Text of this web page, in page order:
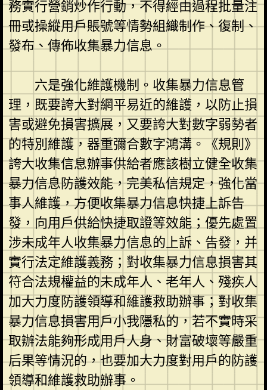
務實行營銷炒作行動，不得經由過程批量注
冊或操縱用戶賬號等情勢組織制作、復制、
發布、傳佈收集暴力信息。
六是強化維護機制。收集暴力信息管
理，既要誇大對網平易近的維護，以防止損
害或避免損害擴展，又要誇大對數字弱勢者
的特別維護，器重彌合數字鴻溝。《規則》
誇大收集信息辦事供給者應該樹立健全收集
暴力信息防護效能，完美私信規定，強化當
事人維護，方便收集暴力信息快捷上訴告
發，向用戶供給快捷取證等效能；優先處置
涉未成年人收集暴力信息的上訴、告發，并
實行法定維護義務；對收集暴力信息損害其
符合法規權益的未成年人、老年人、殘疾人
加大力度防護領導和維護救助辦事；對收集
暴力信息損害用戶小我隱私的，若不實時采
取辦法能夠形成用戶人身、財富破壞等嚴重
后果等情況的，也要加大力度對用戶的防護
領導和維護救助辦事。